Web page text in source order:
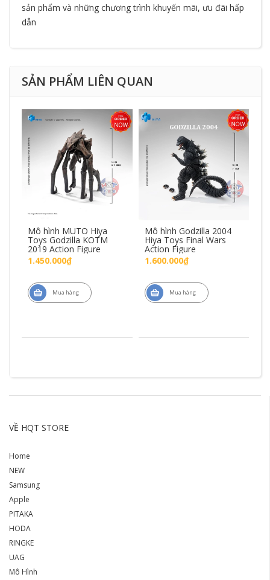
sản phẩm và những chương trình khuyến mãi, ưu đãi hấp
dẫn
SẢN PHẨM LIÊN QUAN
Mô hình MUTO Hiya
Toys Godzilla KOTM
2019 Action Figure
1.450.000₫
Mua hàng
Mô hình Godzilla 2004
Hiya Toys Final Wars
Action Figure
1.600.000₫
Mua hàng
VỀ HQT STORE
Home
NEW
Samsung
Apple
PITAKA
HODA
RINGKE
UAG
Mô Hình